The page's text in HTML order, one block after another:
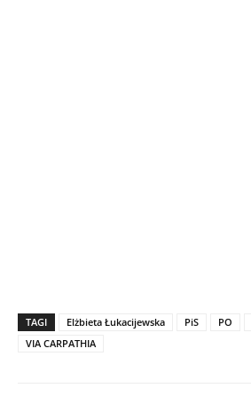
TAGI Elżbieta Łukacijewska PiS PO
VIA CARPATHIA